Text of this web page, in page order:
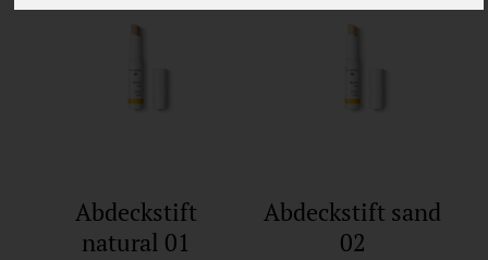
Abdeckstift
natural 01
Abdeckstift sand
02